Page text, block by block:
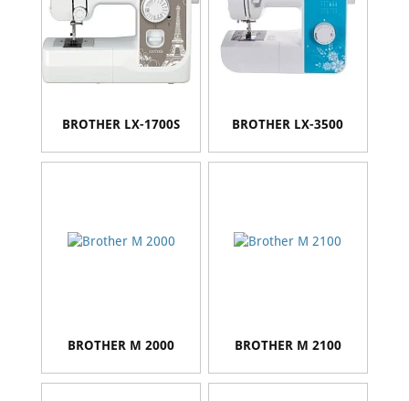
BROTHER LX-1700S BROTHER LX-3500
BROTHER M 2000 BROTHER M 2100